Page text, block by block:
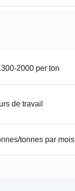
2000 per ton
de travail
tonnes par mois